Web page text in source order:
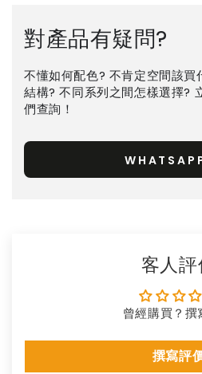
對產品有疑問?
不懂如何配色? 不肯定空間該買
結構? 不同系列之間怎樣選擇
們查詢！
客人
曾經購買？撰
撰寫評